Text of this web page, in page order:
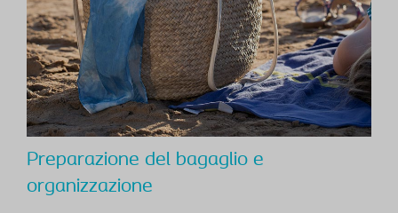
Preparazione del bagaglio e
organizzazione